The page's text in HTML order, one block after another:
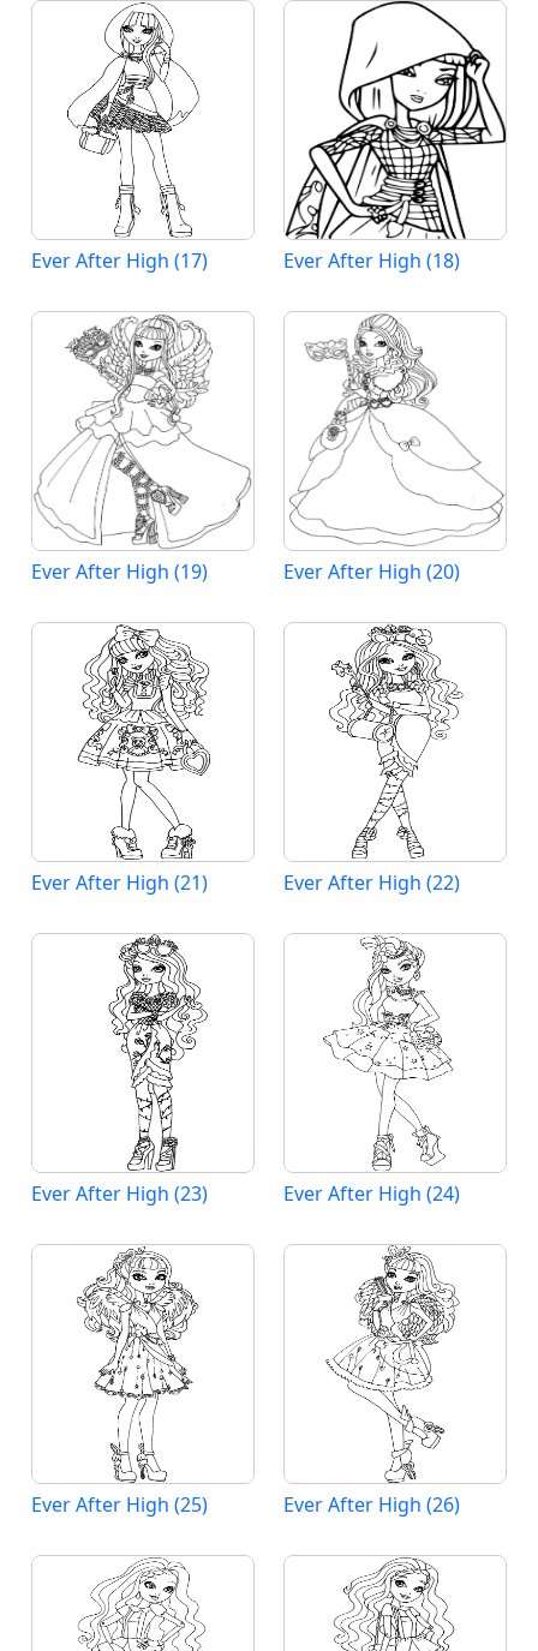
Ever After High (17) Ever After High (18)
Ever After High (19) Ever After High (20)
Ever After High (21) Ever After High (22)
Ever After High (23) Ever After High (24)
Ever After High (25) Ever After High (26)